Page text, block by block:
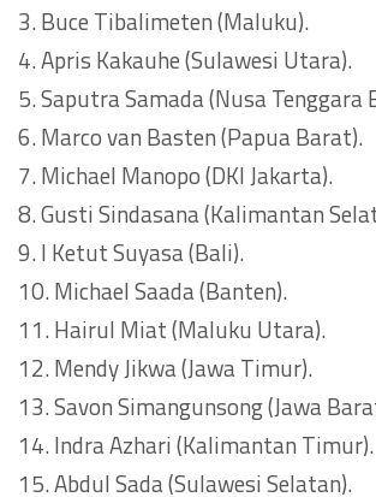
3. Buce Tibalimeten (Maluku).
4. Apris Kakauhe (Sulawesi Utara).
5. Saputra Samada (Nusa Tenggara
6. Marco van Basten (Papua Barat).
7. Michael Manopo (DKI Jakarta).
8. Gusti Sindasana (Kalimantan
9. I Ketut Suyasa (Bali).
10. Michael Saada (Banten).
11. Hairul Miat (Maluku Utara).
12. Mendy Jikwa (Jawa Timur).
13. Savon Simangunsong (Jawa
14. Indra Azhari (Kalimantan Timur).
15. Abdul Sada (Sulawesi Selatan).